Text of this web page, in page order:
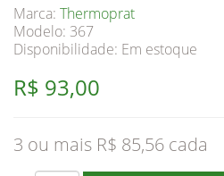
Marca: Thermoprat
Modelo: 367
Disponibilidade: Em estoque
R$ 93,00
3 ou mais R$ 85,56